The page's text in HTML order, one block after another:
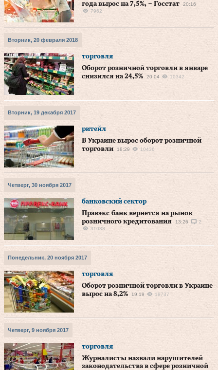
года вырос на 7,5%, – Госстат
20:16
7962
Вторник, 20 февраля 2018
торговля
Оборот розничной торговли в январе
снизился на 24,5%
20:04 10342
Вторник, 19 декабря 2017
ритейл
В Украине вырос оборот розничной
торговли
18:29 10436
Четверг, 30 ноября 2017
банковский сектор
Правэкс-банк вернется на рынок
розничного кредитования
13:26
2
31038
Понедельник, 20 ноября 2017
торговля
Оборот розничной торговли в Украине
вырос на 8,2%
19:19 18737
Четверг, 9 ноября 2017
торговля
Журналисты назвали нарушителей
законодательства в сфере розничной